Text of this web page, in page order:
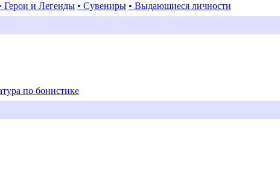
Герои и Легенды • Сувениры • Выдающиеся личности
по бонистике